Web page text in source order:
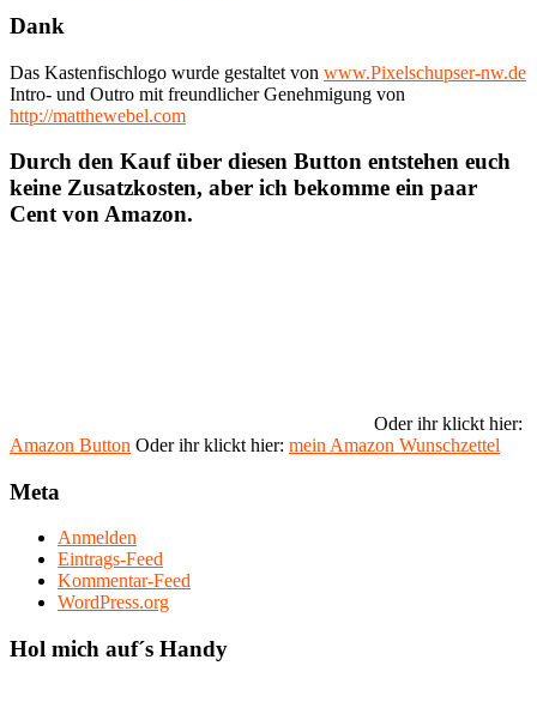
Dank
Das Kastenfischlogo wurde gestaltet von www.Pixelschupser-nw.de
Intro- und Outro mit freundlicher Genehmigung von
http://matthewebel.com
Durch den Kauf über diesen Button entstehen euch
keine Zusatzkosten, aber ich bekomme ein paar
Cent von Amazon.
Oder ihr klickt hier:
Amazon Button Oder ihr klickt hier: mein Amazon Wunschzettel
Meta
Anmelden
Eintrags-Feed
Kommentar-Feed
WordPress.org
Hol mich auf´s Handy